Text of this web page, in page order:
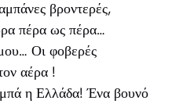
βροντερές,
πέρα ως πέρα…
Οι φοβερές
αέρα !
η Ελλάδα! Ένα βουνό